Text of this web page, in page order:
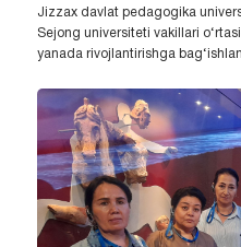
Jizzax davlat pedagogika
Sejong universiteti vakillari
yanada rivojlantirishga